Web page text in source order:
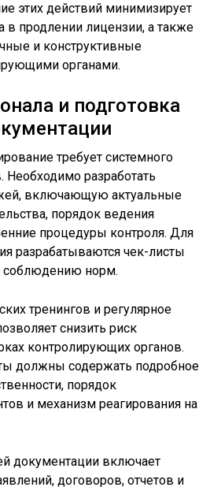
этих действий минимизирует
в продлении лицензии, а также
и конструктивные
органами.
и подготовка
требует системного
Необходимо разработать
включающую актуальные
порядок ведения
процедуры контроля. Для
разрабатываются чек-листы
соблюдению норм.
тренингов и регулярное
снизить риск
контролирующих органов.
должны содержать подробное
порядок
и механизм реагирования на
документации включает
договоров, отчетов и